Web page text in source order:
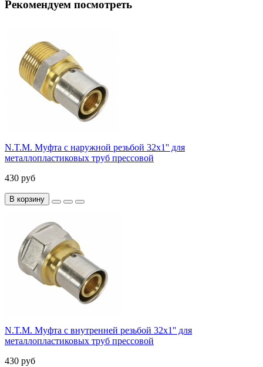
Рекомендуем посмотреть
N.T.M. Муфта с наружной резьбой 32x1'' для
металлопластиковых труб прессовой
430 руб
В корзину
N.T.M. Муфта с внутренней резьбой 32x1'' для
металлопластиковых труб прессовой
430 руб